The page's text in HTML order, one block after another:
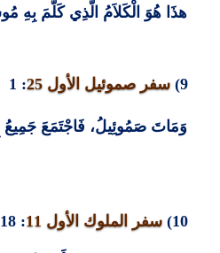
هذَا هُوَ الْكَلاَمُ الَّذِي كَلَّمَ بِهِ
9) سفر صموئيل الأول 25
: 1
وَمَاتَ صَمُوئِيلُ، فَاجْتَمَعَ جَمِيعُ
10) سفر الملوك الأول 11
: 18